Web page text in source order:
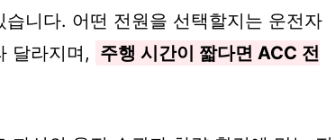
니다. 어떤 전원을 선택할지는 운전자
달라지며, 주행 시간이 짧다면 ACC 전